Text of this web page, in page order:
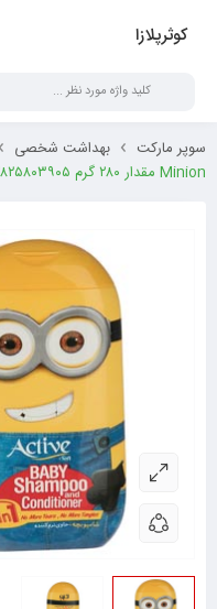
کوثرپلازا
سوپر مارکت بهداشت شخصی
Minion مقدار ۲۸۰ گرم ۶۲۶۲۸۲۵۸۰۳۹۰۵